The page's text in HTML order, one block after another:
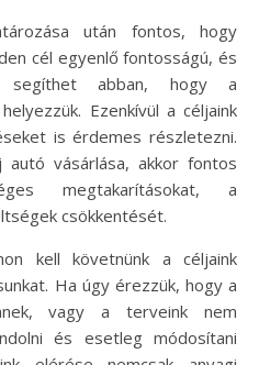
után fontos, hogy
cél egyenlő fontosságú, és
segíthet abban, hogy a
Ezenkívül a céljaink
is érdemes részletezni.
vásárlása, akkor fontos
megtakarításokat, a
csökkentését.
kell követnünk a céljaink
Ha úgy érezzük, hogy a
vagy a terveink nem
és esetleg módosítani